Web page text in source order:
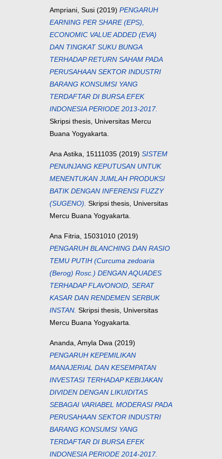
Ampriani, Susi (2019) PENGARUH
EARNING PER SHARE (EPS),
ECONOMIC VALUE ADDED (EVA)
DAN TINGKAT SUKU BUNGA
TERHADAP RETURN SAHAM PADA
PERUSAHAAN SEKTOR INDUSTRI
BARANG KONSUMSI YANG
TERDAFTAR DI BURSA EFEK
INDONESIA PERIODE 2013-2017.
Skripsi thesis, Universitas Mercu
Buana Yogyakarta.
Ana Astika, 15111035 (2019) SISTEM
PENUNJANG KEPUTUSAN UNTUK
MENENTUKAN JUMLAH PRODUKSI
BATIK DENGAN INFERENSI FUZZY
(SUGENO). Skripsi thesis, Universitas
Mercu Buana Yogyakarta.
Ana Fitria, 15031010 (2019)
PENGARUH BLANCHING DAN RASIO
TEMU PUTIH (Curcuma zedoaria
(Berog) Rosc.) DENGAN AQUADES
TERHADAP FLAVONOID, SERAT
KASAR DAN RENDEMEN SERBUK
INSTAN. Skripsi thesis, Universitas
Mercu Buana Yogyakarta.
Ananda, Amyla Dwa (2019)
PENGARUH KEPEMILIKAN
MANAJERIAL DAN KESEMPATAN
INVESTASI TERHADAP KEBIJAKAN
DIVIDEN DENGAN LIKUIDITAS
SEBAGAI VARIABEL MODERASI PADA
PERUSAHAAN SEKTOR INDUSTRI
BARANG KONSUMSI YANG
TERDAFTAR DI BURSA EFEK
INDONESIA PERIODE 2014-2017.